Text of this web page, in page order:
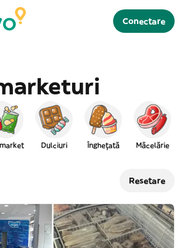
Conectare
Dulciuri Înghețată Măcelărie
Resetare